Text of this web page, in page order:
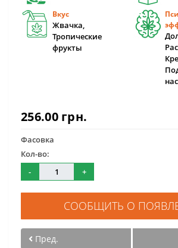
Вкус
Жвачка,
Тропические
фрукты
256.00 грн.
Фасовка
Кол-во:
-
+
СООБЩИТЬ О
Пред.